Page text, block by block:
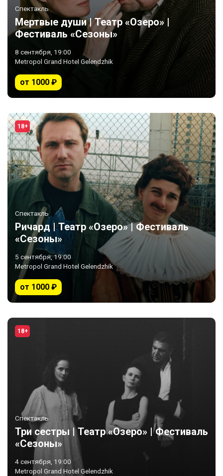
Спектакль
Мертвые души | Театр «Озеро» |
Фестиваль «Сезоны»
8 сентября, 19:00
Metropol Grand Hotel Gelendzhik
от 1000 ₽
18+
Спектакль
Ричард | Театр «Озеро» | Фестиваль
«Сезоны»
5 сентября, 19:00
Metropol Grand Hotel Gelendzhik
от 1000 ₽
18+
Спектакль
Три сестры | Театр «Озеро» | Фестиваль
«Сезоны»
4 сентября, 19:00
Metropol Grand Hotel Gelendzhik